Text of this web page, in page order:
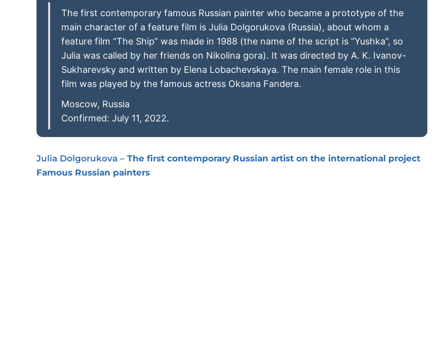
The first contemporary famous Russian painter who became a prototype of the
main character of a feature film is Julia Dolgorukova (Russia), about whom a
feature film “The Ship” was made in 1988 (the name of the script is “Yushka”, so
Julia was called by her friends on Nikolina gora). It was directed by A. K. Ivanov-
Sukharevsky and written by Elena Lobachevskaya. The main female role in this
film was played by the famous actress Oksana Fandera.
Moscow, Russia
Confirmed: July 11, 2022.
Julia Dolgorukova – The first contemporary Russian artist on the international project
Famous Russian painters